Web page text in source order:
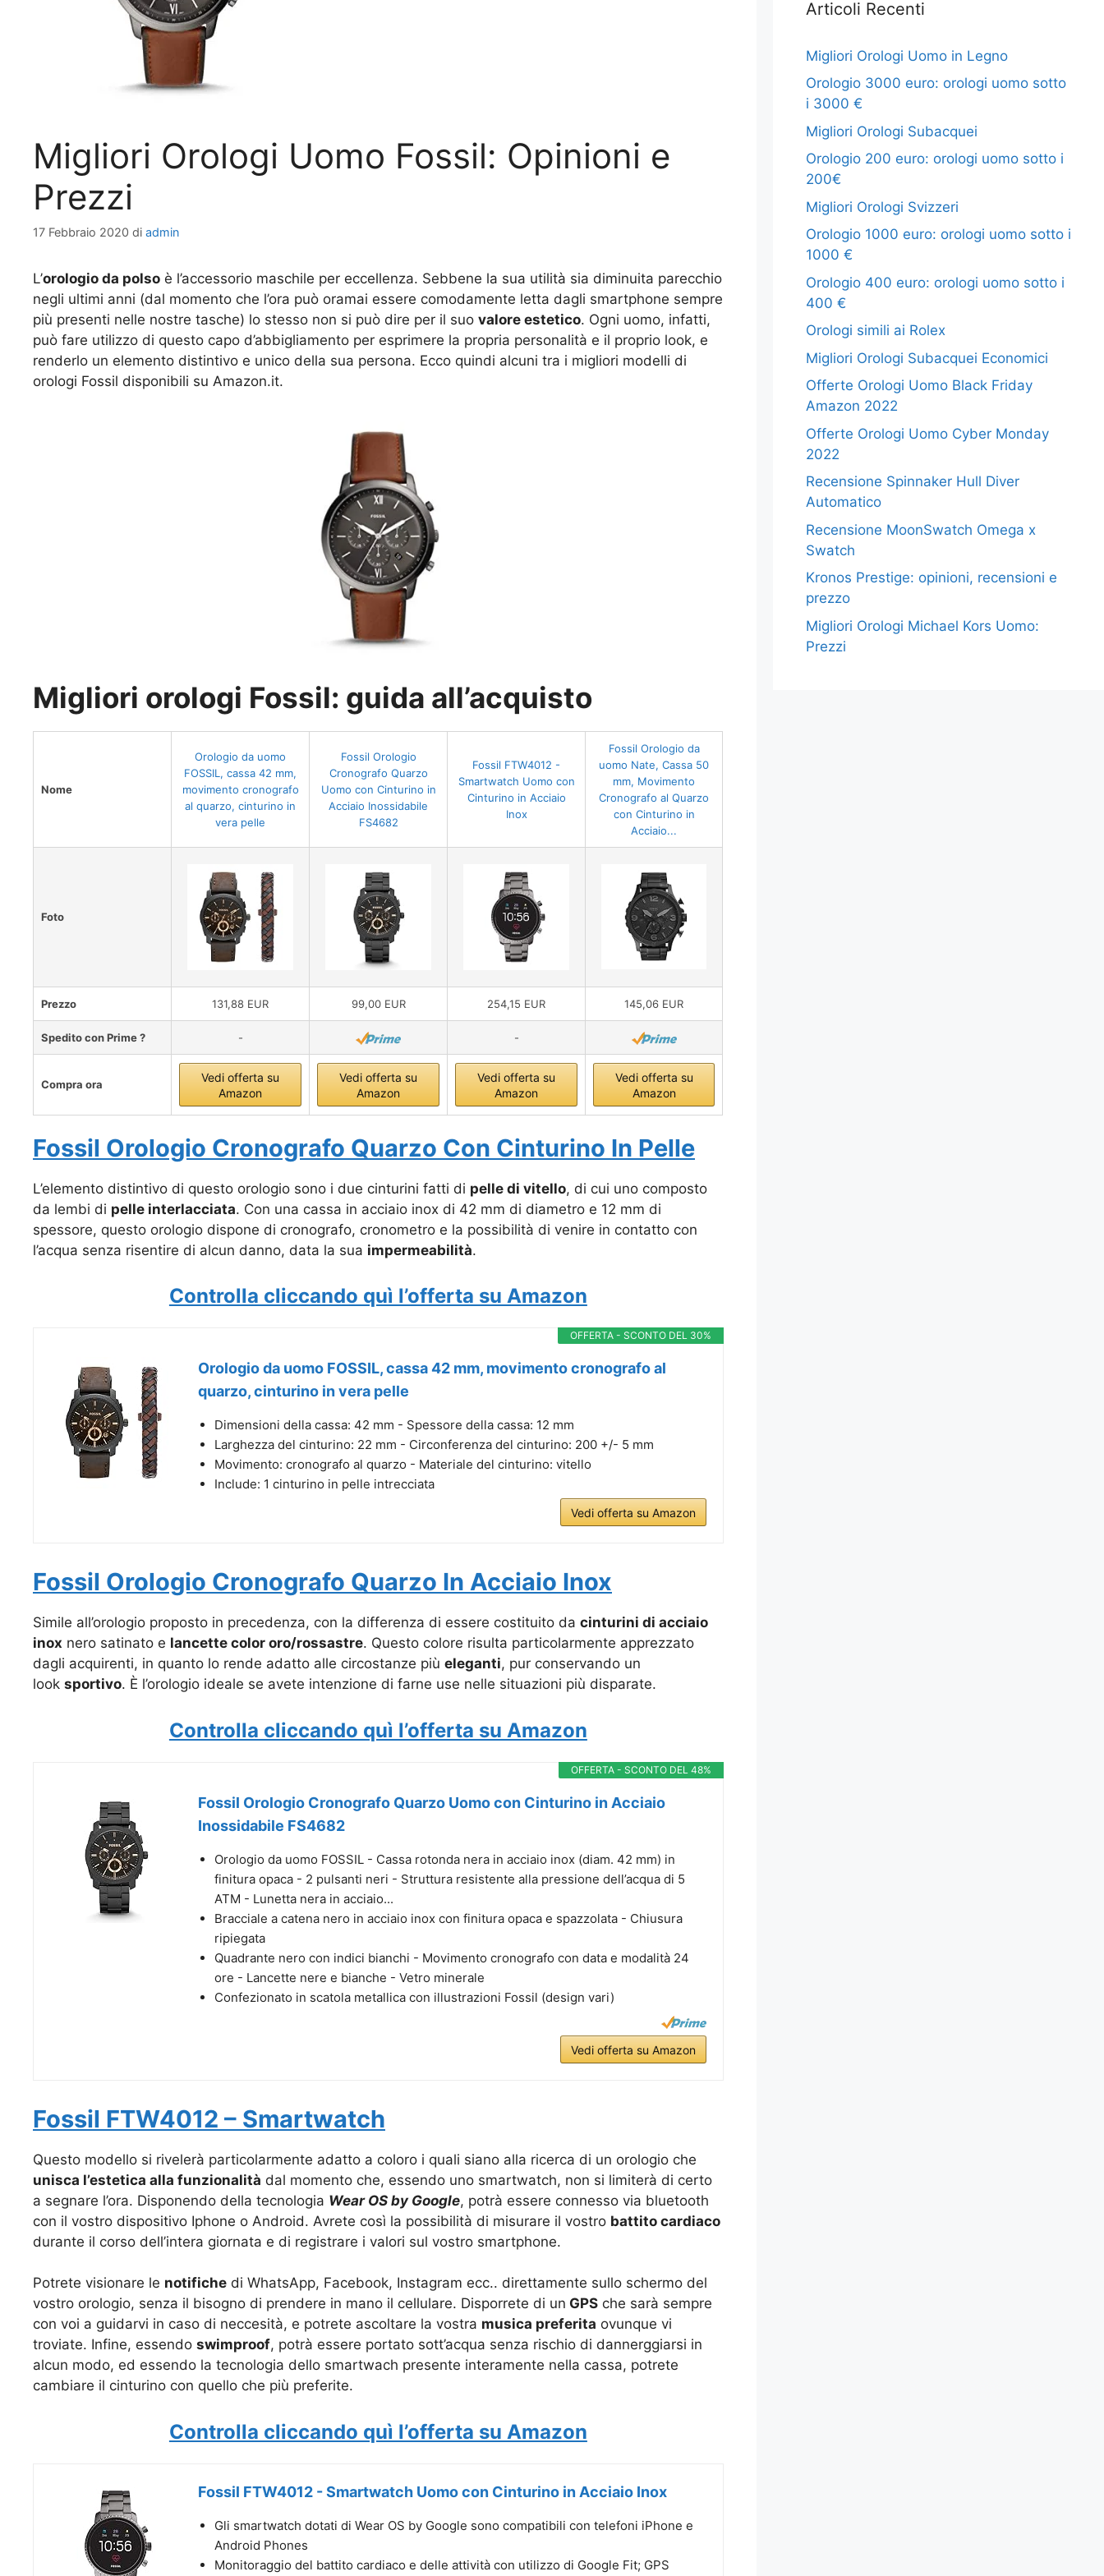
Migliori Orologi Uomo Fossil: Opinioni e
Prezzi
17 Febbraio 2020 di admin
L’orologio da polso è l’accessorio maschile per eccellenza. Sebbene la sua utilità sia diminuita parecchio
negli ultimi anni (dal momento che l’ora può oramai essere comodamente letta dagli smartphone sempre
più presenti nelle nostre tasche) lo stesso non si può dire per il suo valore estetico. Ogni uomo, infatti,
può fare utilizzo di questo capo d’abbigliamento per esprimere la propria personalità e il proprio look, e
renderlo un elemento distintivo e unico della sua persona. Ecco quindi alcuni tra i migliori modelli di
orologi Fossil disponibili su Amazon.it.
Migliori orologi Fossil: guida all’acquisto
Nome
Orologio da uomo
FOSSIL, cassa 42 mm,
movimento cronografo
al quarzo, cinturino in
vera pelle
Fossil Orologio
Cronografo Quarzo
Uomo con Cinturino in
Acciaio Inossidabile
FS4682
Fossil FTW4012 -
Smartwatch Uomo con
Cinturino in Acciaio
Inox
Fossil Orologio da
uomo Nate, Cassa 50
mm, Movimento
Cronografo al Quarzo
con Cinturino in
Acciaio...
Foto
Prezzo 131,88 EUR 99,00 EUR 254,15 EUR 145,06 EUR
Spedito con Prime ? - -
Compra ora
Vedi offerta su
Amazon
Vedi offerta su
Amazon
Vedi offerta su
Amazon
Vedi offerta su
Amazon
Fossil Orologio Cronografo Quarzo Con Cinturino In Pelle
L’elemento distintivo di questo orologio sono i due cinturini fatti di pelle di vitello, di cui uno composto
da lembi di pelle interlacciata. Con una cassa in acciaio inox di 42 mm di diametro e 12 mm di
spessore, questo orologio dispone di cronografo, cronometro e la possibilità di venire in contatto con
l’acqua senza risentire di alcun danno, data la sua impermeabilità.
Controlla cliccando quì l’offerta su Amazon
OFFERTA - SCONTO DEL 30%
Orologio da uomo FOSSIL, cassa 42 mm, movimento cronografo al
quarzo, cinturino in vera pelle
Dimensioni della cassa: 42 mm - Spessore della cassa: 12 mm
Larghezza del cinturino: 22 mm - Circonferenza del cinturino: 200 +/- 5 mm
Movimento: cronografo al quarzo - Materiale del cinturino: vitello
Include: 1 cinturino in pelle intrecciata
Vedi offerta su Amazon
Fossil Orologio Cronografo Quarzo In Acciaio Inox
Simile all’orologio proposto in precedenza, con la differenza di essere costituito da cinturini di acciaio
inox nero satinato e lancette color oro/rossastre. Questo colore risulta particolarmente apprezzato
dagli acquirenti, in quanto lo rende adatto alle circostanze più eleganti, pur conservando un
look sportivo. È l’orologio ideale se avete intenzione di farne use nelle situazioni più disparate.
Controlla cliccando quì l’offerta su Amazon
OFFERTA - SCONTO DEL 48%
Fossil Orologio Cronografo Quarzo Uomo con Cinturino in Acciaio
Inossidabile FS4682
Orologio da uomo FOSSIL - Cassa rotonda nera in acciaio inox (diam. 42 mm) in
finitura opaca - 2 pulsanti neri - Struttura resistente alla pressione dell’acqua di 5
ATM - Lunetta nera in acciaio...
Bracciale a catena nero in acciaio inox con finitura opaca e spazzolata - Chiusura
ripiegata
Quadrante nero con indici bianchi - Movimento cronografo con data e modalità 24
ore - Lancette nere e bianche - Vetro minerale
Confezionato in scatola metallica con illustrazioni Fossil (design vari)
Vedi offerta su Amazon
Fossil FTW4012 – Smartwatch
Questo modello si rivelerà particolarmente adatto a coloro i quali siano alla ricerca di un orologio che
unisca l’estetica alla funzionalità dal momento che, essendo uno smartwatch, non si limiterà di certo
a segnare l’ora. Disponendo della tecnologia Wear OS by Google, potrà essere connesso via bluetooth
con il vostro dispositivo Iphone o Android. Avrete così la possibilità di misurare il vostro battito cardiaco
durante il corso dell’intera giornata e di registrare i valori sul vostro smartphone.
Potrete visionare le notifiche di WhatsApp, Facebook, Instagram ecc.. direttamente sullo schermo del
vostro orologio, senza il bisogno di prendere in mano il cellulare. Disporrete di un GPS che sarà sempre
con voi a guidarvi in caso di neccesità, e potrete ascoltare la vostra musica preferita ovunque vi
troviate. Infine, essendo swimproof, potrà essere portato sott’acqua senza rischio di dannerggiarsi in
alcun modo, ed essendo la tecnologia dello smartwach presente interamente nella cassa, potrete
cambiare il cinturino con quello che più preferite.
Controlla cliccando quì l’offerta su Amazon
Fossil FTW4012 - Smartwatch Uomo con Cinturino in Acciaio Inox
Gli smartwatch dotati di Wear OS by Google sono compatibili con telefoni iPhone e
Android Phones
Monitoraggio del battito cardiaco e delle attività con utilizzo di Google Fit; GPS
Articoli Recenti
Migliori Orologi Uomo in Legno
Orologio 3000 euro: orologi uomo sotto
i 3000 €
Migliori Orologi Subacquei
Orologio 200 euro: orologi uomo sotto i
200€
Migliori Orologi Svizzeri
Orologio 1000 euro: orologi uomo sotto i
1000 €
Orologio 400 euro: orologi uomo sotto i
400 €
Orologi simili ai Rolex
Migliori Orologi Subacquei Economici
Offerte Orologi Uomo Black Friday
Amazon 2022
Offerte Orologi Uomo Cyber Monday
2022
Recensione Spinnaker Hull Diver
Automatico
Recensione MoonSwatch Omega x
Swatch
Kronos Prestige: opinioni, recensioni e
prezzo
Migliori Orologi Michael Kors Uomo:
Prezzi